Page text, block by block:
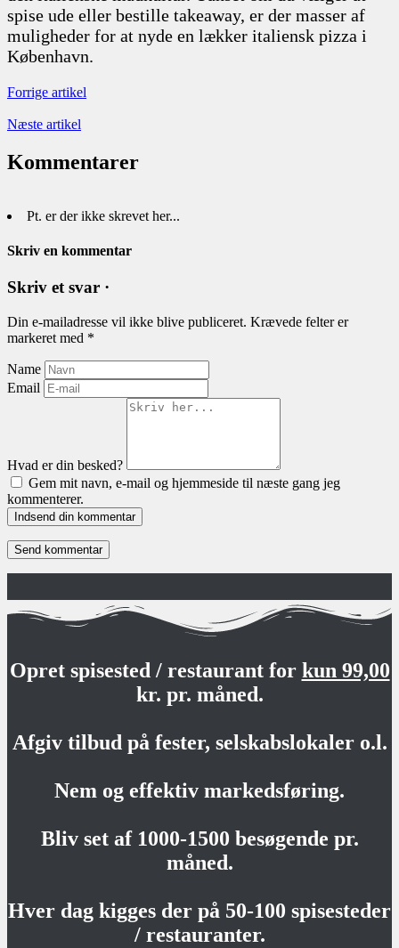
spise ude eller bestille takeaway, er der masser af
muligheder for at nyde en lækker italiensk pizza i
København.
Forrige artikel
Næste artikel
Kommentarer
Pt. er der ikke skrevet her...
Skriv en kommentar
Skriv et svar ·
Din e-mailadresse vil ikke blive publiceret. Krævede felter er
markeret med *
Name
Email
Hvad er din besked?
Gem mit navn, e-mail og hjemmeside til næste gang jeg
kommenterer.
Indsend din kommentar
Opret spisested / restaurant for kun 99,00
kr. pr. måned.
Afgiv tilbud på fester, selskabslokaler o.l.
Nem og effektiv markedsføring.
Bliv set af 1000-1500 besøgende pr.
måned.
Hver dag kigges der på 50-100 spisesteder
/ restauranter.